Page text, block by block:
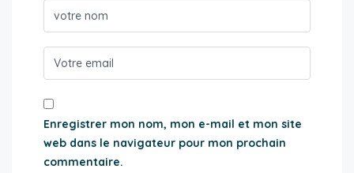
Enregistrer mon nom, mon e-mail et mon site
web dans le navigateur pour mon prochain
commentaire.